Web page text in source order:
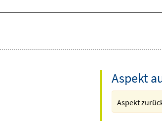
Aspekt
Aspekt